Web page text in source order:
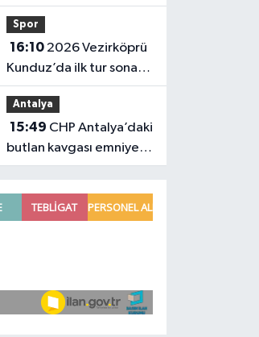
soruşturmasında yeni
gelişme
Spor
16:102026 Vezirköprü
Kunduz’da ilk tur sona
erdi. İşte son 64’e kalan
başpehlivanlar
Antalya
15:49
butlan kavgası emniyete
taşındı